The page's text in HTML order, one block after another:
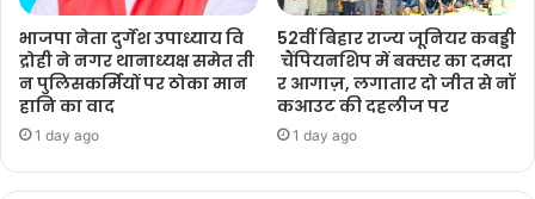
भाजपा नेता दुर्गेश उपाध्याय वि
द्रोही ने नगर थानाध्यक्ष समेत ती
न पुलिसकर्मियों पर ठोका मान
हानि का वाद
1 day ago
52वीं बिहार राज्य जूनियर कबड्डी
चैंपियनशिप में बक्सर का दमदा
र आगाज़, लगातार दो जीत से नॉ
कआउट की दहलीज पर
1 day ago